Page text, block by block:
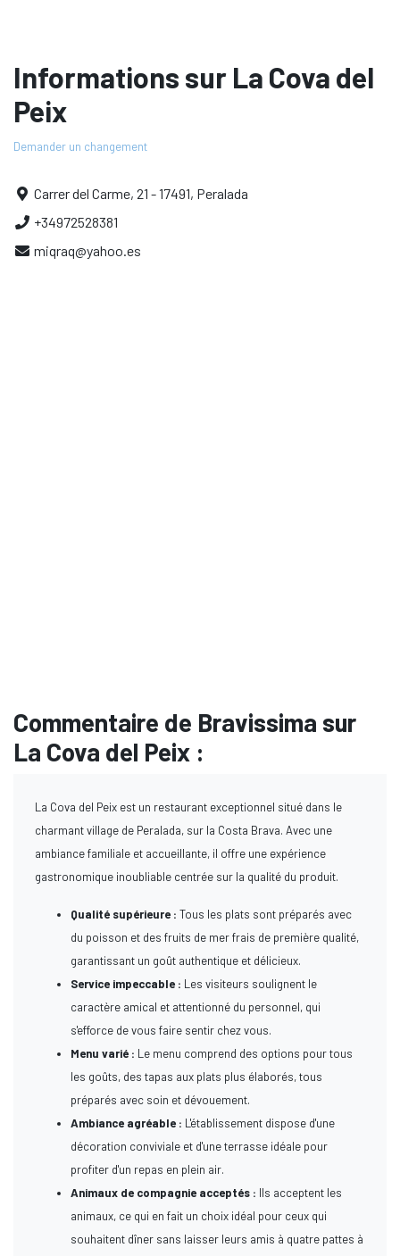
Informations sur La Cova del
Peix
Demander un changement
Carrer del Carme, 21 - 17491, Peralada
+34972528381
miqraq@yahoo.es
Commentaire de Bravissima sur
La Cova del Peix :
La Cova del Peix est un restaurant exceptionnel situé dans le
charmant village de Peralada, sur la Costa Brava. Avec une
ambiance familiale et accueillante, il offre une expérience
gastronomique inoubliable centrée sur la qualité du produit.
Qualité supérieure : Tous les plats sont préparés avec
du poisson et des fruits de mer frais de première qualité,
garantissant un goût authentique et délicieux.
Service impeccable : Les visiteurs soulignent le
caractère amical et attentionné du personnel, qui
s'efforce de vous faire sentir chez vous.
Menu varié : Le menu comprend des options pour tous
les goûts, des tapas aux plats plus élaborés, tous
préparés avec soin et dévouement.
Ambiance agréable : L'établissement dispose d'une
décoration conviviale et d'une terrasse idéale pour
profiter d'un repas en plein air.
Animaux de compagnie acceptés : Ils acceptent les
animaux, ce qui en fait un choix idéal pour ceux qui
souhaitent dîner sans laisser leurs amis à quatre pattes à